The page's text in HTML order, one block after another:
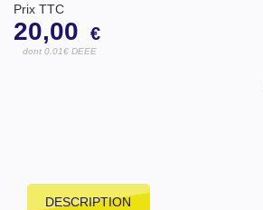
Prix TTC
20,00 €
dont 0.01€ DEEE
DESCRIPTION